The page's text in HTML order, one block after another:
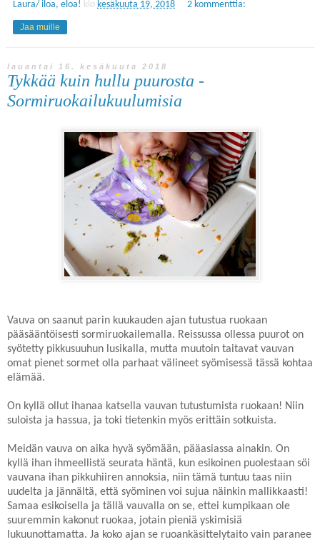
Laura/ iloa, eloa! klo kesäkuuta 19, 2018 2 kommenttia:
Jaa muille
lauantai 16. kesäkuuta 2018
Tykkää kuin hullu puurosta -
Sormiruokailukuulumisia
Vauva on saanut parin kuukauden ajan tutustua ruokaan
pääsääntöisesti sormiruokailemalla. Reissussa ollessa puurot on
syötetty pikkusuuhun lusikalla, mutta muutoin taitavat vauvan
omat pienet sormet olla parhaat välineet syömisessä tässä kohtaa
elämää.
On kyllä ollut ihanaa katsella vauvan tutustumista ruokaan! Niin
suloista ja hassua, ja toki tietenkin myös erittäin sotkuista.
Meidän vauva on aika hyvä syömään, pääasiassa ainakin. On
kyllä ihan ihmeellistä seurata häntä, kun esikoinen puolestaan söi
vauvana ihan pikkuhiiren annoksia, niin tämä tuntuu taas niin
uudelta ja jännältä, että syöminen voi sujua näinkin mallikkaasti!
Samaa esikoisella ja tällä vauvalla on se, ettei kumpikaan ole
suuremmin kakonut ruokaa, jotain pieniä yskimisiä
lukuunottamatta. Ja koko ajan se ruoankäsittelytaito vain paranee